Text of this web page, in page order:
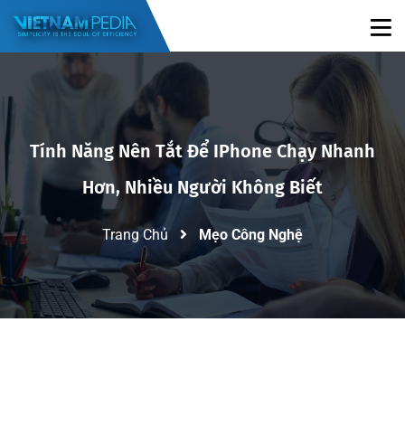
Tính Năng Nên Tắt Để IPhone Chạy Nhanh
Hơn, Nhiều Người Không Biết
Trang Chủ Mẹo Công Nghệ